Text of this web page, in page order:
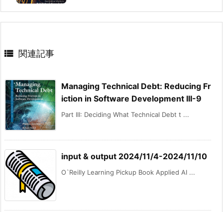
 関連記事
Managing Technical Debt: Reducing Fr
iction in Software Development III-9
Part III: Deciding What Technical Debt t ...
input & output 2024/11/4-2024/11/10
O`Reilly Learning Pickup Book Applied AI ...